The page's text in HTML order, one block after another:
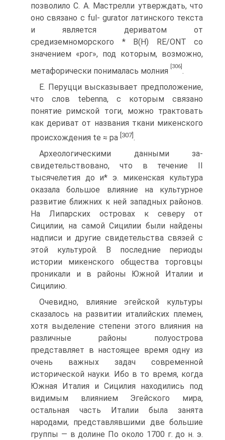
позволило С. А. Мастрелли ут­верждать, что
оно связано с ful- gurator латинского текста
и являет­ся дериватом от
средиземноморско­го * B(H) RE/ONT со
значением «рог», под которым, возможно,
мета­форически понималась молния
[306]
.
Е. Перуцци высказывает предпо­ложение,
что слов tebenna, с кото­рым связано
понятие римской тоги, можно трактовать
как дериват от названия ткани микенского
проис­хождения te ≈ pa [307] .
Археологическими данными за­
свидетельствовано, что в течение II
тысячелетия до и* э. микенская культура
оказала большое влияние на культурное
развитие ближних к ней западных районов.
На Липарских островах к северу от
Сицилии, на самой Сицилии были найдены
над­писи и другие свидетельства связей с
этой культурой. В по­следние периоды
истории микенского общества торговцы
про­никали и в районы Южной Италии и
Сицилию.
Очевидно, влияние эгейской культуры
сказалось на разви­тии италийских племен,
хотя выделение степени этого влияния на
различные районы полуострова
представляет в настоящее время одну из
очень важных задач современной
исторической науки. Ибо в то время, когда
Южная Италия и Сицилия нахо­дились под
видимым влиянием Эгейского мира,
остальная часть Италии была занята
народами, представлявшими две большие
группы — в долине По около 1700 г. до н. э.